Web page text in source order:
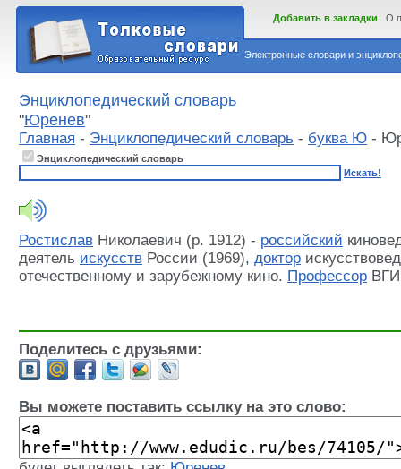
Электронные словари и
Добавить в закладки О
Энциклопедический словарь
"Юренев"
Главная - Энциклопедический словарь - буква Ю -
Энциклопедический словарь
Искать!
Ростислав Николаевич (р. 1912) - российский
деятель искусств России (1969), доктор
отечественному и зарубежному кино. Профессор
Поделитесь с друзьями:
Вы можете поставить ссылку на это слово: